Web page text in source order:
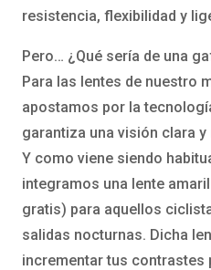
resistencia, flexibilidad y
Pero… ¿Qué sería de una
Para las lentes de nuestro
apostamos por la
garantiza una visión clara
Y como viene siendo
integramos una lente
gratis) para aquellos
salidas nocturnas. Dicha
incrementar tus contrastes